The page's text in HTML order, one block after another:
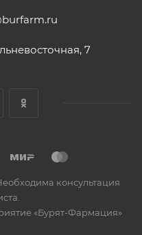
7
консультация
«Бурят-Фармация»